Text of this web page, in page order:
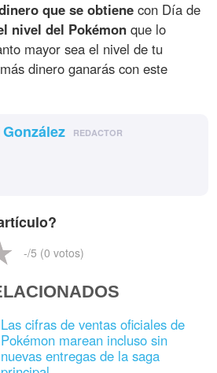
que se obtiene con Día de
nivel del Pokémon que lo
mayor sea el nivel de tu
dinero ganarás con este
REDACTOR
-/5 (0 votos)
Las cifras de ventas oficiales de
Pokémon marean incluso sin
nuevas entregas de la saga